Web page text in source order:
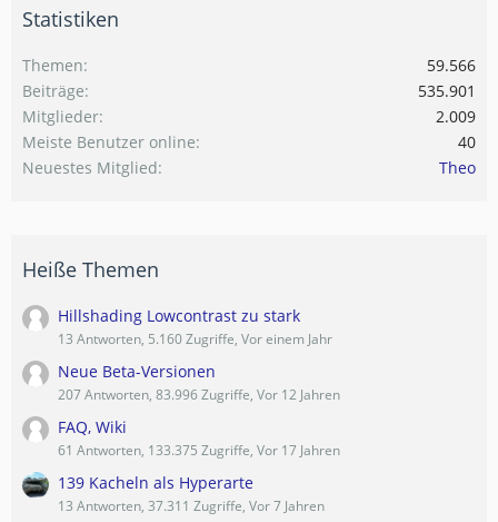
Statistiken
Themen
59.566
Beiträge
535.901
Mitglieder
2.009
Meiste Benutzer online
40
Neuestes Mitglied
Theo
Heiße Themen
Hillshading Lowcontrast zu stark
13 Antworten, 5.160 Zugriffe, Vor einem Jahr
Neue Beta-Versionen
207 Antworten, 83.996 Zugriffe, Vor 12 Jahren
FAQ, Wiki
61 Antworten, 133.375 Zugriffe, Vor 17 Jahren
139 Kacheln als Hyperarte
13 Antworten, 37.311 Zugriffe, Vor 7 Jahren